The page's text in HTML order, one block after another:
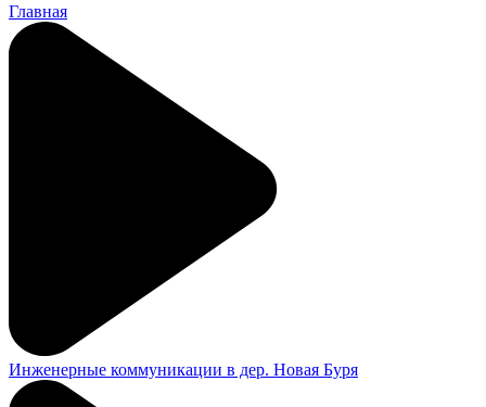
Главная
Инженерные коммуникации в дер. Новая Буря